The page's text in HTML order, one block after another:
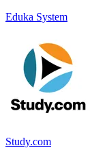
Eduka System
Study.com